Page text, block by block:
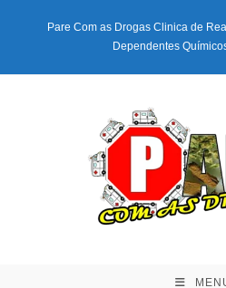
conteúdo
Pare Com as Drogas Clinica de
Dependentes